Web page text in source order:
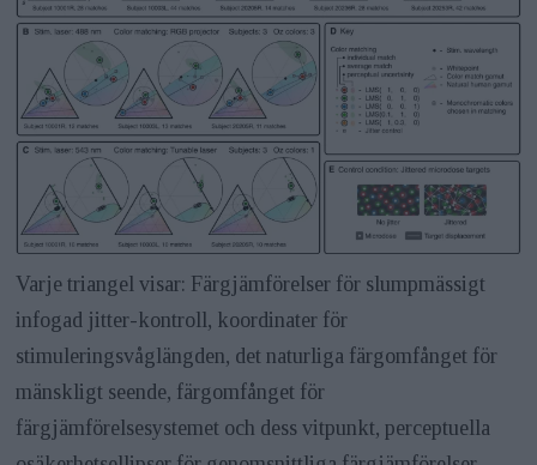
Varje triangel visar: Färgjämförelser för slumpmässigt
infogad jitter-kontroll, koordinater för
stimuleringsvåglängden, det naturliga färgomfånget för
mänskligt seende, färgomfånget för
färgjämförelsesystemet och dess vitpunkt, perceptuella